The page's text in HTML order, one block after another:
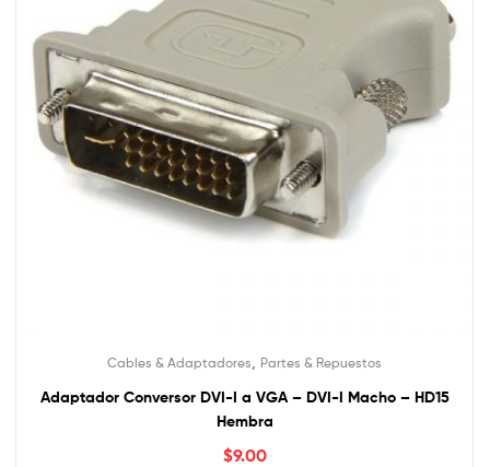
Cables & Adaptadores Partes & Repuestos
Adaptador Conversor DVI-I a VGA – DVI-I Macho – HD15
Hembra
$9.00